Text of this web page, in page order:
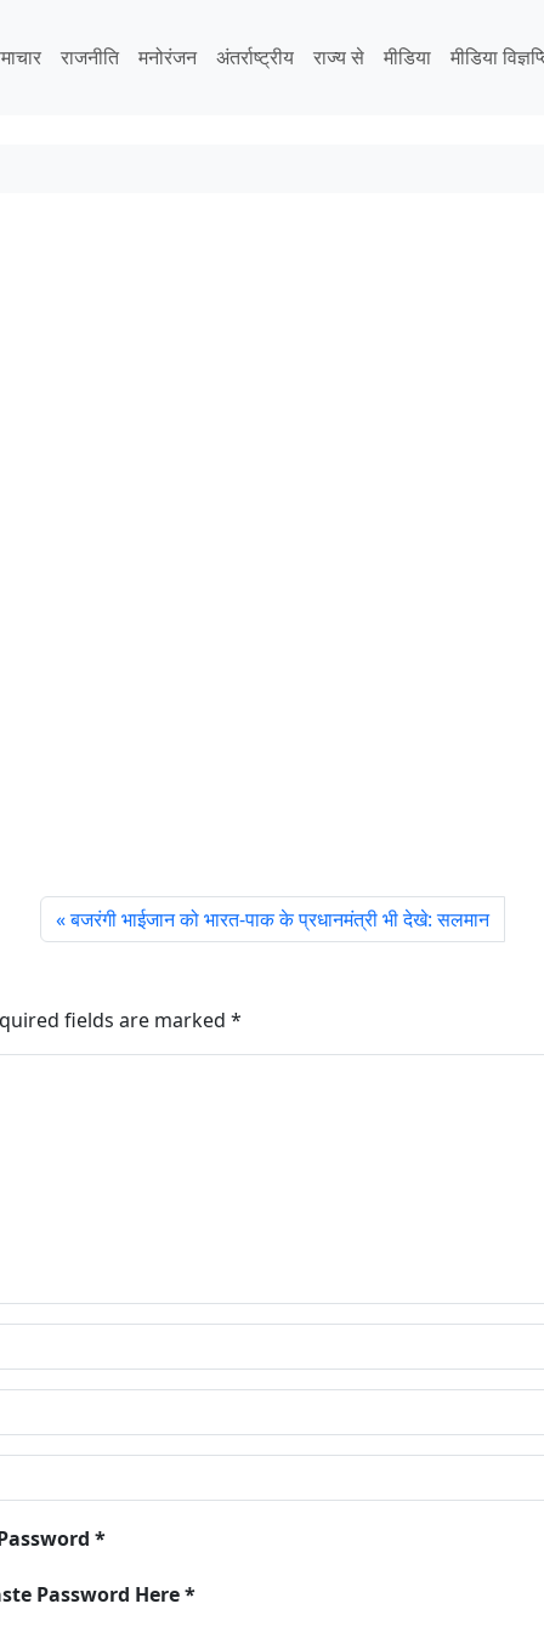
राजनीति मनोरंजन अंतर्राष्ट्रीय राज्य से मीडिया मीडिया
बजरंगी भाईजान को भारत-पाक के प्रधानमंत्री भी देखे: सलमान
fields are marked *
*
Password Here *